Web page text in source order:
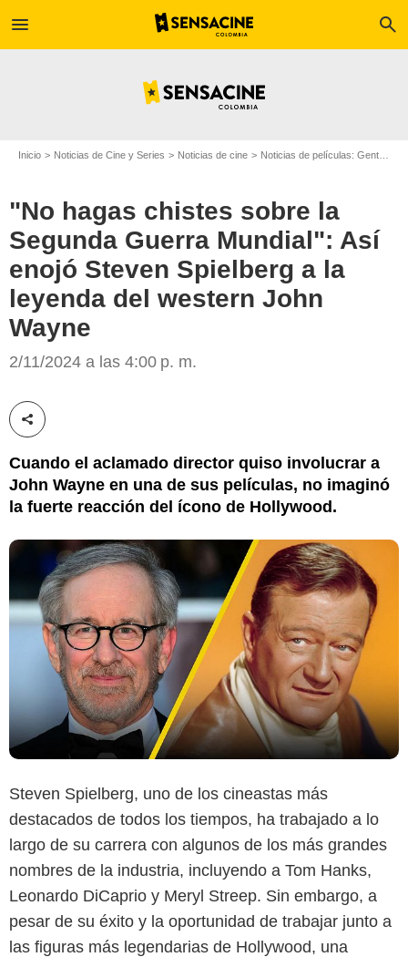
menu search
Inicio Noticias de Cine y Series Noticias de cine Noticias de películas: Gente
"No hagas chistes sobre la
Segunda Guerra Mundial": Así
enojó Steven Spielberg a la
leyenda del western John
Wayne
2/11/2024 a las 4:00 p. m.
Compartir esta noticia
Cuando el aclamado director quiso involucrar a
John Wayne en una de sus películas, no imaginó
la fuerte reacción del ícono de Hollywood.
Steven Spielberg, uno de los cineastas más
destacados de todos los tiempos, ha trabajado a lo
largo de su carrera con algunos de los más grandes
nombres de la industria, incluyendo a Tom Hanks,
Leonardo DiCaprio y Meryl Streep. Sin embargo, a
pesar de su éxito y la oportunidad de trabajar junto a
las figuras más legendarias de Hollywood, una